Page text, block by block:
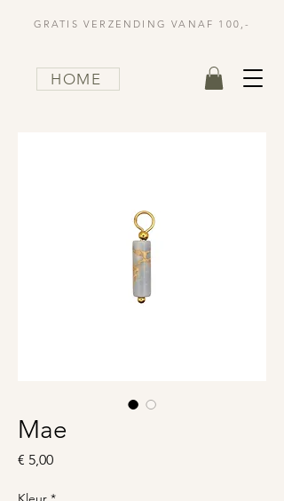
GRATIS VERZENDING VANAF 100,-
HOME
Mae
€ 5,00Prijs